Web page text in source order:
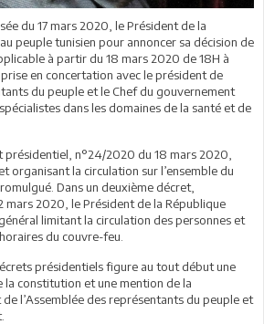
du 17 mars 2020, le Président de la
peuple tunisien pour annoncer sa décision de
à partir du 18 mars 2020 de 18H à
en concertation avec le président de
du peuple et le Chef du gouvernement
dans les domaines de la santé et de
présidentiel, n°24/2020 du 18 mars 2020,
organisant la circulation sur l’ensemble du
Dans un deuxième décret,
2020, le Président de la République
limitant la circulation des personnes et
du couvre-feu.
présidentiels figure au tout début une
la constitution et une mention de la
l’Assemblée des représentants du peuple et